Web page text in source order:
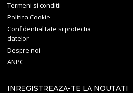
Termeni si conditii
Politica Cookie
Confidentialitate si protectia
datelor
Despre noi
ANPC
INREGISTREAZA-TE LA NOUTATI